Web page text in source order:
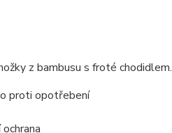
z bambusu s froté chodidlem.
proti opotřebení